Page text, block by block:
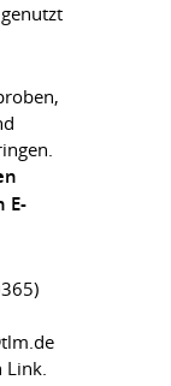
E-
Link.